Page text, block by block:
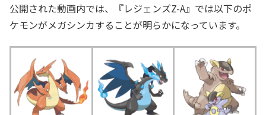
公開された動画内では、『レジェンズZ-A』では以下のポ
ケモンがメガシンカすることが明らかになっています。